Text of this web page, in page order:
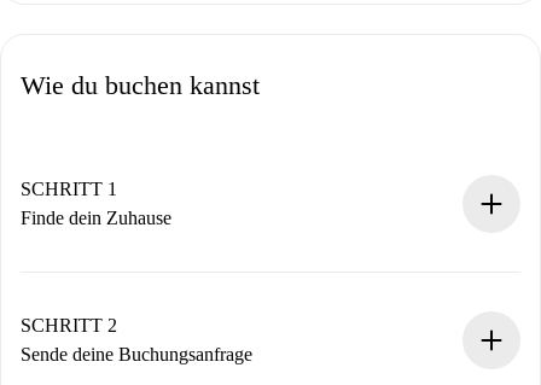
Wie du buchen kannst
SCHRITT 1
Finde dein Zuhause
Du erhältst alle notwendigen Informationen im Voraus.
SCHRITT 2
Sende deine Buchungsanfrage